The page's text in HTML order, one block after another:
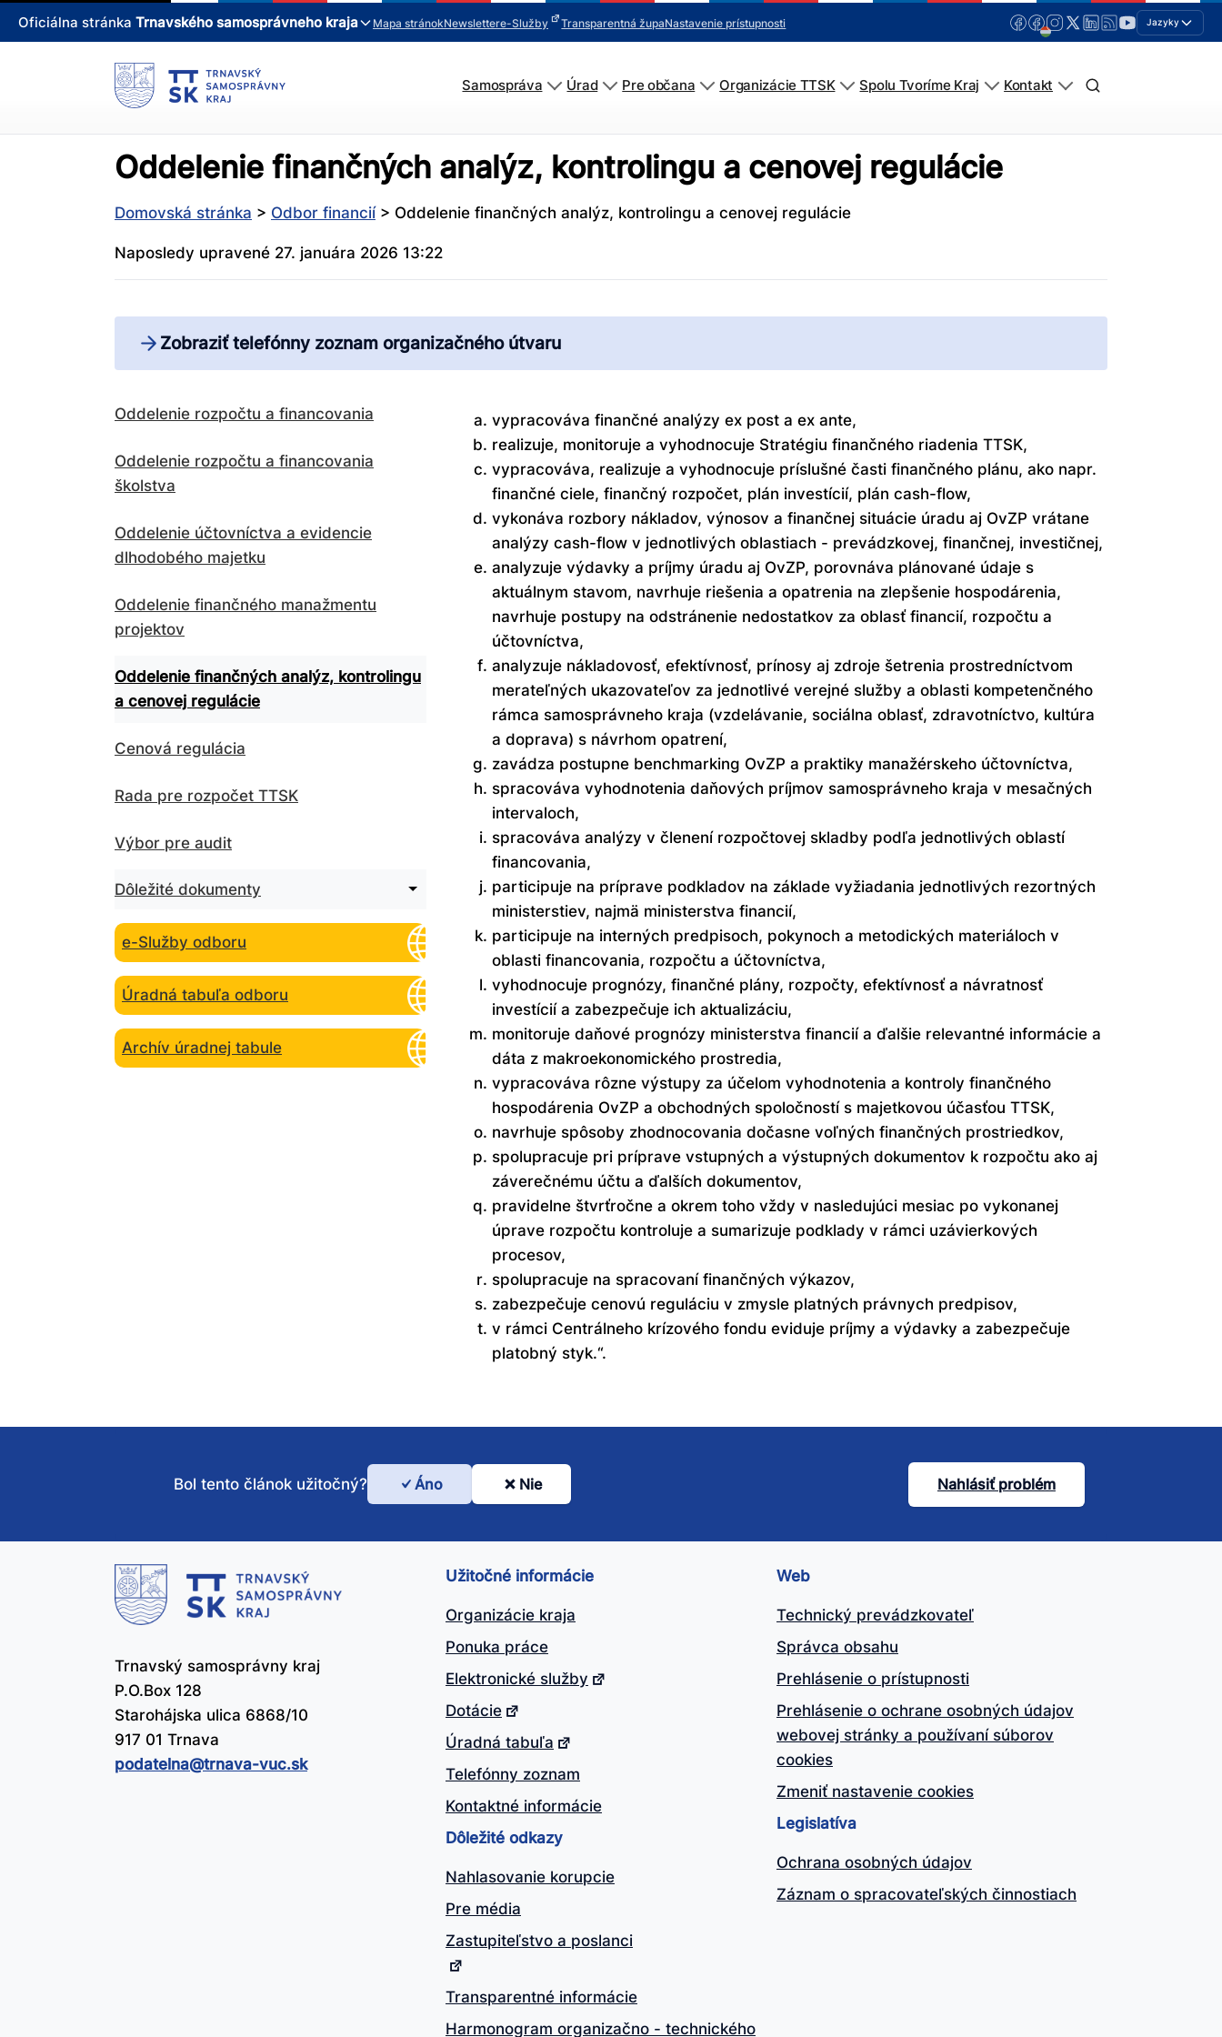
Oficiálna stránka Trnavského samosprávneho kraja Mapa stránokNewslettere-Služby Transparentná župaNastavenie prístupnosti Jazyky
Samospráva Úrad Pre občana Organizácie TTSK Spolu Tvoríme Kraj Kontakt
Oddelenie finančných analýz, kontrolingu a cenovej regulácie
Domovská stránka > Odbor financií> Oddelenie finančných analýz, kontrolingu a cenovej regulácie
Naposledy upravené 27. januára 2026 13:22
Zobraziť telefónny zoznam organizačného útvaru
Oddelenie rozpočtu a financovania
Oddelenie rozpočtu a financovania
školstva
Oddelenie účtovníctva a evidencie
dlhodobého majetku
Oddelenie finančného manažmentu
projektov
Oddelenie finančných analýz, kontrolingu
a cenovej regulácie
Cenová regulácia
Rada pre rozpočet TTSK
Výbor pre audit
Dôležité dokumenty
Rozbaliť
pre
Dôležité
dokumenty
e-Služby odboru
Úradná tabuľa odboru
Archív úradnej tabule
vypracováva finančné analýzy ex post a ex ante,
realizuje, monitoruje a vyhodnocuje Stratégiu finančného riadenia TTSK,
vypracováva, realizuje a vyhodnocuje príslušné časti finančného plánu, ako napr.
finančné ciele, finančný rozpočet, plán investícií, plán cash-flow,
vykonáva rozbory nákladov, výnosov a finančnej situácie úradu aj OvZP vrátane
analýzy cash-flow v jednotlivých oblastiach - prevádzkovej, finančnej, investičnej,
analyzuje výdavky a príjmy úradu aj OvZP, porovnáva plánované údaje s
aktuálnym stavom, navrhuje riešenia a opatrenia na zlepšenie hospodárenia,
navrhuje postupy na odstránenie nedostatkov za oblasť financií, rozpočtu a
účtovníctva,
analyzuje nákladovosť, efektívnosť, prínosy aj zdroje šetrenia prostredníctvom
merateľných ukazovateľov za jednotlivé verejné služby a oblasti kompetenčného
rámca samosprávneho kraja (vzdelávanie, sociálna oblasť, zdravotníctvo, kultúra
a doprava) s návrhom opatrení,
zavádza postupne benchmarking OvZP a praktiky manažérskeho účtovníctva,
spracováva vyhodnotenia daňových príjmov samosprávneho kraja v mesačných
intervaloch,
spracováva analýzy v členení rozpočtovej skladby podľa jednotlivých oblastí
financovania,
participuje na príprave podkladov na základe vyžiadania jednotlivých rezortných
ministerstiev, najmä ministerstva financií,
participuje na interných predpisoch, pokynoch a metodických materiáloch v
oblasti financovania, rozpočtu a účtovníctva,
vyhodnocuje prognózy, finančné plány, rozpočty, efektívnosť a návratnosť
investícií a zabezpečuje ich aktualizáciu,
monitoruje daňové prognózy ministerstva financií a ďalšie relevantné informácie a
dáta z makroekonomického prostredia,
vypracováva rôzne výstupy za účelom vyhodnotenia a kontroly finančného
hospodárenia OvZP a obchodných spoločností s majetkovou účasťou TTSK,
navrhuje spôsoby zhodnocovania dočasne voľných finančných prostriedkov,
spolupracuje pri príprave vstupných a výstupných dokumentov k rozpočtu ako aj
záverečnému účtu a ďalších dokumentov,
pravidelne štvrťročne a okrem toho vždy v nasledujúci mesiac po vykonanej
úprave rozpočtu kontroluje a sumarizuje podklady v rámci uzávierkových
procesov,
spolupracuje na spracovaní finančných výkazov,
zabezpečuje cenovú reguláciu v zmysle platných právnych predpisov,
v rámci Centrálneho krízového fondu eviduje príjmy a výdavky a zabezpečuje
platobný styk.“.
Bol
tento
článok
užitočný?
Bol tento článok užitočný? Áno Nie Nahlásiť problém
Trnavský samosprávny kraj
P.O.Box 128
Starohájska ulica 6868/10
917 01 Trnava
podatelna@​trnava-vuc.sk
Užitočné informácie
Organizácie kraja
Ponuka práce
Elektronické služby
Dotácie
Úradná tabuľa
Telefónny zoznam
Kontaktné informácie
Dôležité odkazy
Nahlasovanie korupcie
Pre média
Zastupiteľstvo a poslanci
Transparentné informácie
Harmonogram organizačno - technického
Web
Technický prevádzkovateľ
Správca obsahu
Prehlásenie o prístupnosti
Prehlásenie o ochrane osobných údajov
webovej stránky a používaní súborov
cookies
Zmeniť nastavenie cookies
Legislatíva
Ochrana osobných údajov
Záznam o spracovateľských činnostiach